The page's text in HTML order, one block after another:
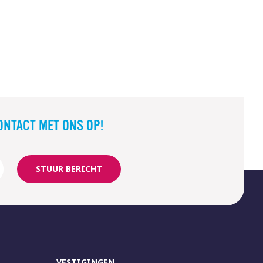
MET ONS OP!
STUUR BERICHT